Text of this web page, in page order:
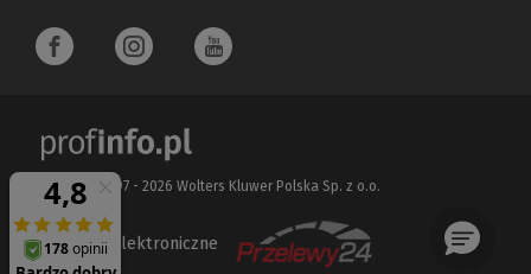
Copyright 1997 - 2026 Wolters Kluwer Polska Sp. z o.o.
Płatności elektroniczne
(Nowe
(Link